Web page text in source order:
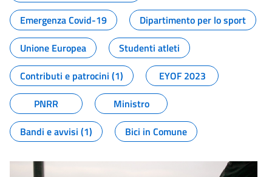
Emergenza Covid-19
Dipartimento per lo sport
Unione Europea
Studenti atleti
Contributi e patrocini (1)
EYOF 2023
PNRR
Ministro
Bandi e avvisi (1)
Bici in Comune